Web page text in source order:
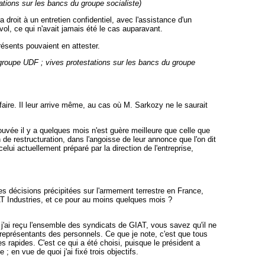
sur les bancs du groupe socialiste)
droit à un entretien confidentiel, avec l'assistance d'un
ce qui n'avait jamais été le cas auparavant.
pouvaient en attester.
UDF ; vives protestations sur les bancs du groupe
Il leur arrive même, au cas où M. Sarkozy ne le saurait
il y a quelques mois n'est guère meilleure que celle que
restructuration, dans l'angoisse de leur annonce que l'on dit
actuellement préparé par la direction de l'entreprise,
décisions précipitées sur l'armement terrestre en France,
Industries, et ce pour au moins quelques mois ?
reçu l'ensemble des syndicats de GIAT, vous savez qu'il ne
des personnels. Ce que je note, c'est que tous
rapides. C'est ce qui a été choisi, puisque le président a
; en vue de quoi j'ai fixé trois objectifs.